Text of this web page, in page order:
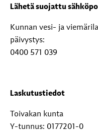
Lähetä suojattu
Kunnan vesi- ja
päivystys:
0400 571 039
Laskutustiedot
Toivakan kunta
Y-tunnus: 0177201-0